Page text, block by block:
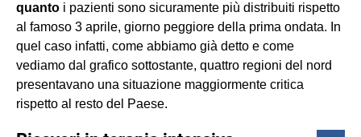
quanto i pazienti sono sicuramente più distribuiti rispetto
al famoso 3 aprile, giorno peggiore della prima ondata. In
quel caso infatti, come abbiamo già detto e come
vediamo dal grafico sottostante, quattro regioni del nord
presentavano una situazione maggiormente critica
rispetto al resto del Paese.